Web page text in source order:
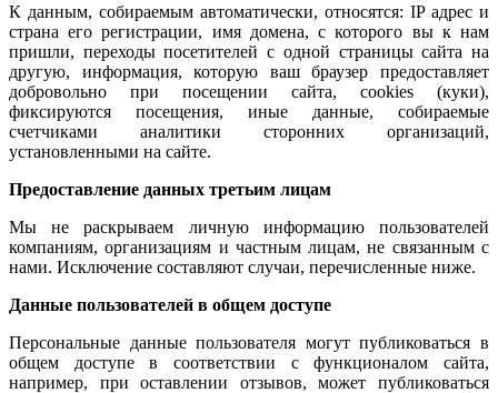
К данным, собираемым автоматически, относятся: IP адрес и
страна его регистрации, имя домена, с которого вы к нам
пришли, переходы посетителей с одной страницы сайта на
другую, информация, которую ваш браузер предоставляет
добровольно при посещении сайта, cookies (куки),
фиксируются посещения, иные данные, собираемые
счетчиками аналитики сторонних организаций,
установленными на сайте.
Предоставление данных третьим лицам
Мы не раскрываем личную информацию пользователей
компаниям, организациям и частным лицам, не связанным с
нами. Исключение составляют случаи, перечисленные ниже.
Данные пользователей в общем доступе
Персональные данные пользователя могут публиковаться в
общем доступе в соответствии с функционалом сайта,
например, при оставлении отзывов, может публиковаться